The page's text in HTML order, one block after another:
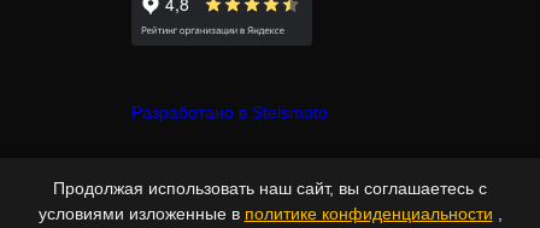
Разработано в Stelsmoto
© Copyright 2007-2026 - Stelsmoto.
Все права защищены.www.stelsmoto.ru
Продолжая использовать наш сайт, вы соглашаетесь с
условиями изложенные в политике конфиденциальности